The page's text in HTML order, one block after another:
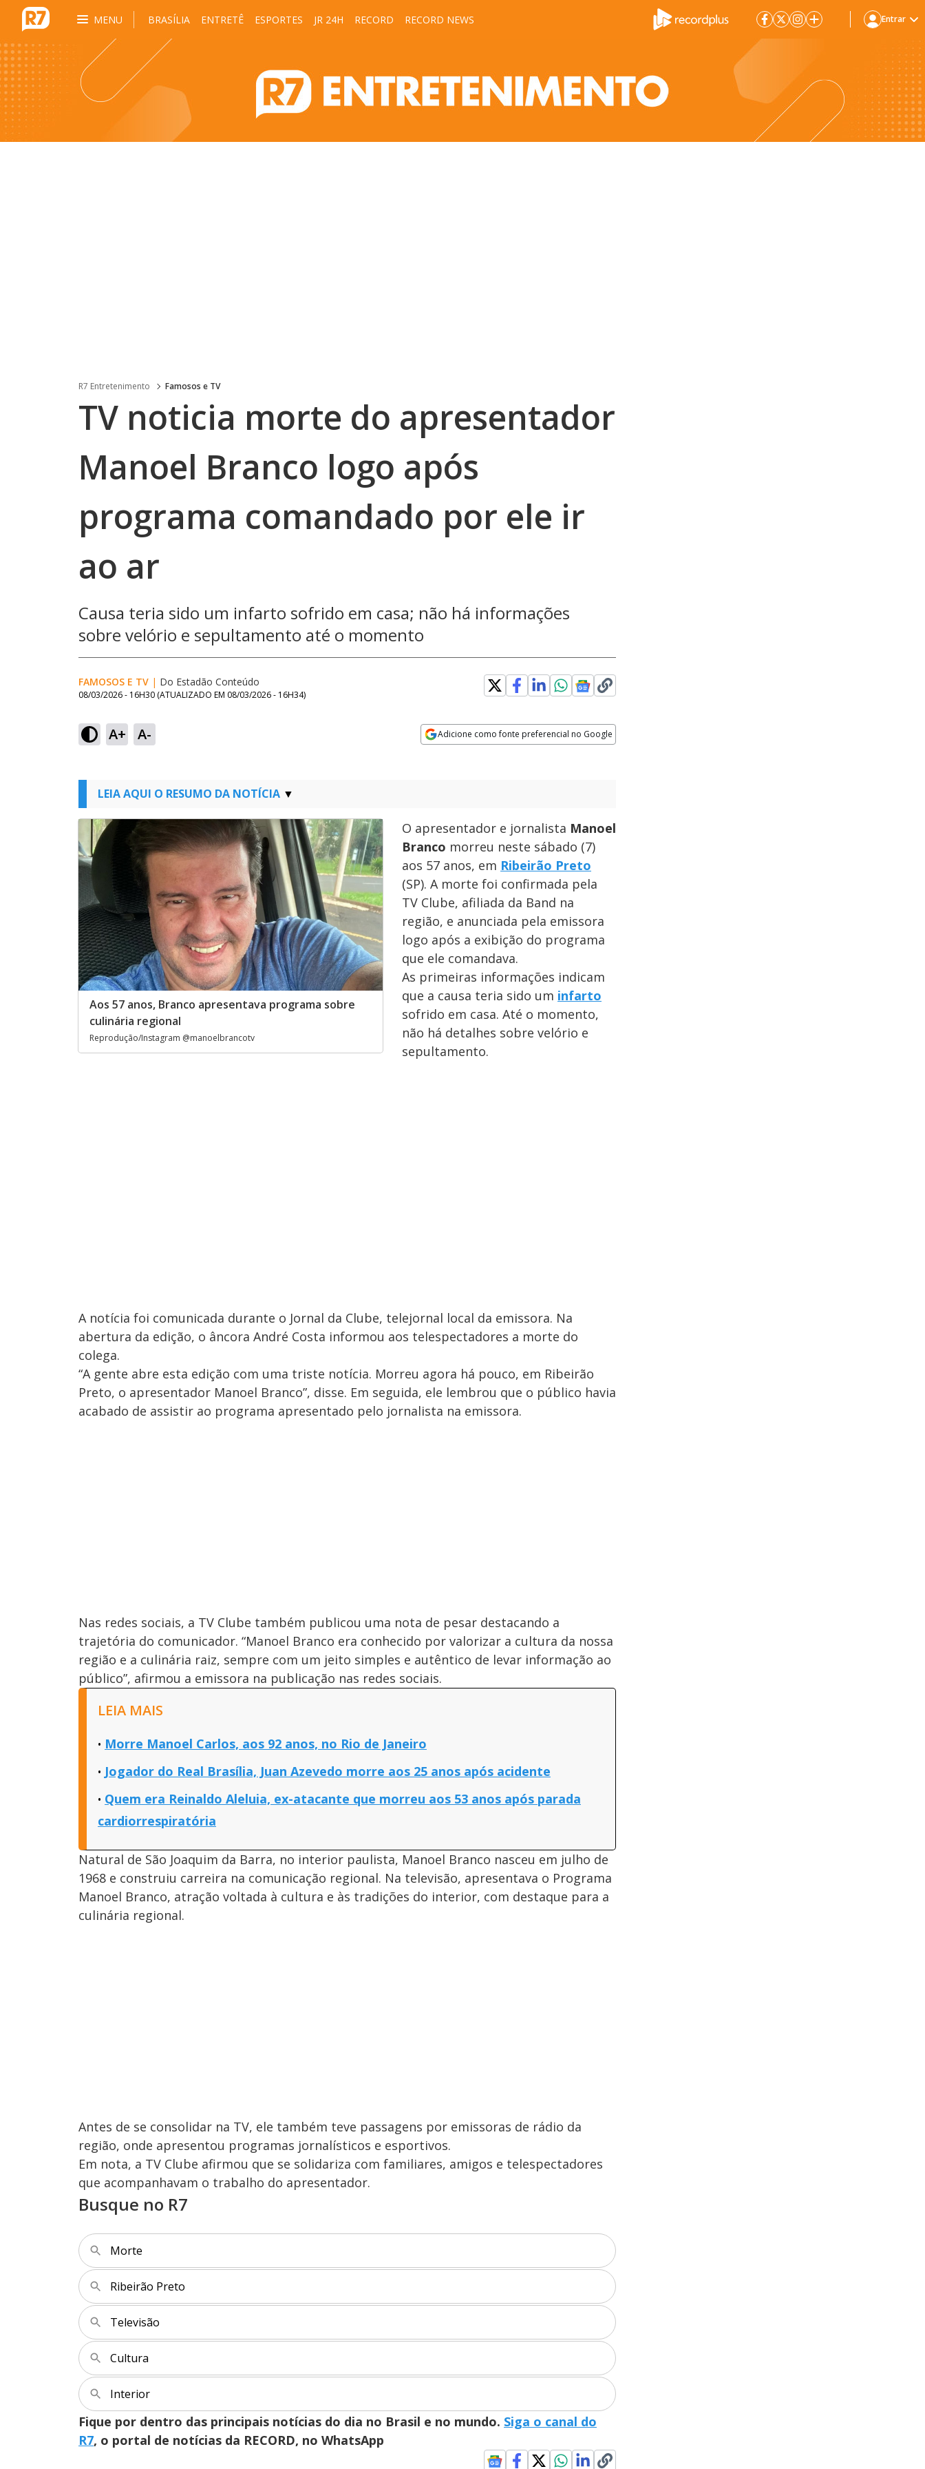
MENU BRASÍLIA ENTRETÊ ESPORTES JR 24H RECORD RECORD NEWS Entrar
R7 Entretenimento Famosos e TV
TV noticia morte do apresentador
Manoel Branco logo após
programa comandado por ele ir
ao ar
Causa teria sido um infarto sofrido em casa; não há informações
sobre velório e sepultamento até o momento
FAMOSOS E TV | Do Estadão Conteúdo
08/03/2026 - 16H30 (ATUALIZADO EM 08/03/2026 - 16H34)
A+ A- Adicione como fonte preferencial no Google
LEIA AQUI O RESUMO DA NOTÍCIA
Aos 57 anos, Branco apresentava programa sobre
culinária regional
Reprodução/Instagram @manoelbrancotv
O apresentador e jornalista Manoel
Branco morreu neste sábado (7)
aos 57 anos, em Ribeirão Preto
(SP). A morte foi confirmada pela
TV Clube, afiliada da Band na
região, e anunciada pela emissora
logo após a exibição do programa
que ele comandava.
As primeiras informações indicam
que a causa teria sido um infarto
sofrido em casa. Até o momento,
não há detalhes sobre velório e
sepultamento.
A notícia foi comunicada durante o Jornal da Clube, telejornal local da emissora. Na
abertura da edição, o âncora André Costa informou aos telespectadores a morte do
colega.
“A gente abre esta edição com uma triste notícia. Morreu agora há pouco, em Ribeirão
Preto, o apresentador Manoel Branco”, disse. Em seguida, ele lembrou que o público havia
acabado de assistir ao programa apresentado pelo jornalista na emissora.
Nas redes sociais, a TV Clube também publicou uma nota de pesar destacando a
trajetória do comunicador. “Manoel Branco era conhecido por valorizar a cultura da nossa
região e a culinária raiz, sempre com um jeito simples e autêntico de levar informação ao
público”, afirmou a emissora na publicação nas redes sociais.
LEIA MAIS
Morre Manoel Carlos, aos 92 anos, no Rio de Janeiro
Jogador do Real Brasília, Juan Azevedo morre aos 25 anos após acidente
Quem era Reinaldo Aleluia, ex-atacante que morreu aos 53 anos após parada
cardiorrespiratória
Natural de São Joaquim da Barra, no interior paulista, Manoel Branco nasceu em julho de
1968 e construiu carreira na comunicação regional. Na televisão, apresentava o Programa
Manoel Branco, atração voltada à cultura e às tradições do interior, com destaque para a
culinária regional.
Antes de se consolidar na TV, ele também teve passagens por emissoras de rádio da
região, onde apresentou programas jornalísticos e esportivos.
Em nota, a TV Clube afirmou que se solidariza com familiares, amigos e telespectadores
que acompanhavam o trabalho do apresentador.
Busque no R7
Morte
Ribeirão Preto
Televisão
Cultura
Interior
Fique por dentro das principais notícias do dia no Brasil e no mundo. Siga o canal do
R7, o portal de notícias da RECORD, no WhatsApp